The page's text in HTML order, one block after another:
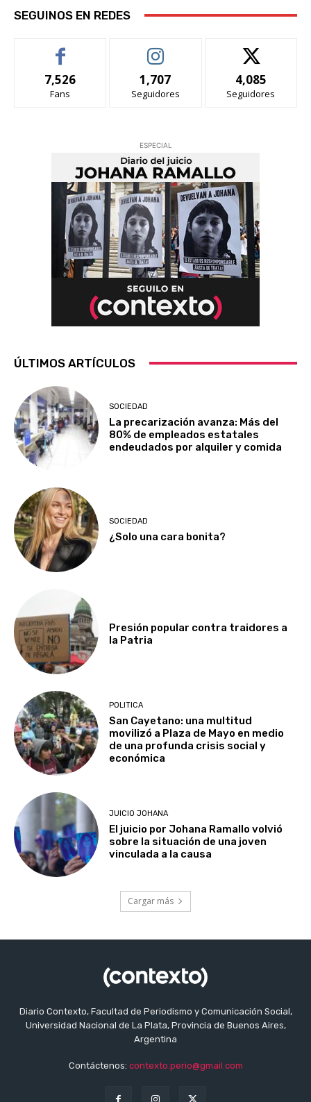
SEGUINOS EN REDES
7,526
Fans
1,707
Seguidores
4,085
Seguidores
ESPECIAL
ÚLTIMOS ARTÍCULOS
SOCIEDAD
La precarización avanza: Más del
80% de empleados estatales
endeudados por alquiler y comida
SOCIEDAD
¿Solo una cara bonita?
Presión popular contra traidores a
la Patria
POLITICA
San Cayetano: una multitud
movilizó a Plaza de Mayo en medio
de una profunda crisis social y
económica
JUICIO JOHANA
El juicio por Johana Ramallo volvió
sobre la situación de una joven
vinculada a la causa
Cargar más
Diario Contexto, Facultad de Periodismo y Comunicación Social,
Universidad Nacional de La Plata, Provincia de Buenos Aires,
Argentina
Contáctenos: contexto.perio@gmail.com